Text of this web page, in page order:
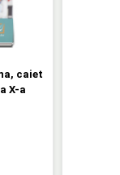
caiet
X-a